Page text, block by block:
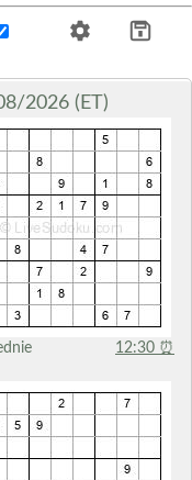
2026 (ET)
12:30 ⏰